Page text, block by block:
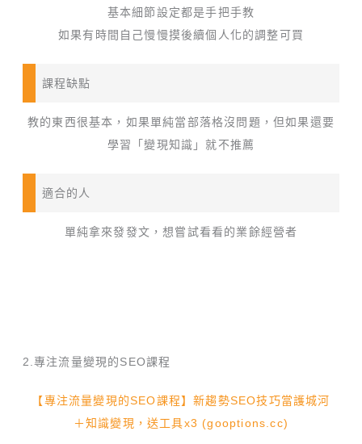
基本細節設定都是手把手教
如果有時間自己慢慢摸後續個人化的調整可買
課程缺點
教的東西很基本，如果單純當部落格沒問題，但如果還要
學習「變現知識」就不推薦
適合的人
單純拿來發發文，想嘗試看看的業餘經營者
2.專注流量變現的SEO課程
【專注流量變現的SEO課程】新趨勢SEO技巧當護城河
＋知識變現，送工具x3 (gooptions.cc)